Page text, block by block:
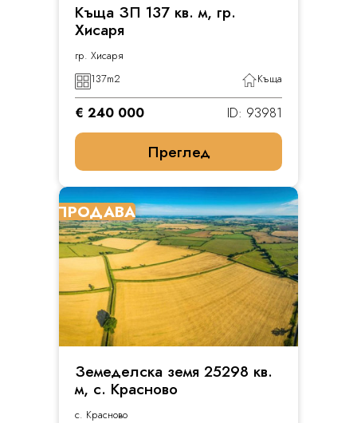
Къща ЗП 137 кв. м, гр.
Хисаря
гр. Хисаря
137m2 Къща
€ 240 000 ID: 93981
Преглед
ПРОДАВА
Земеделска земя 25298 кв.
м, с. Красново
с. Красново